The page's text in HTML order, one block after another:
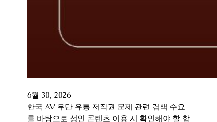
6월 30, 2026
한국 AV 무단 유통 저작권 문제 관련 검색 수요
를 바탕으로 성인 콘텐츠 이용 시 확인해야 할 합